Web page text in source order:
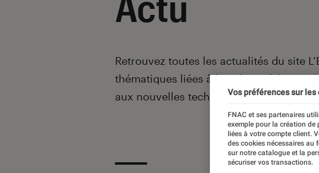
Introduction
Retrouvez toutes les actualités du site
thématiques liées à la culture, à la pop
aux nouvelles technologies.Vos préférences sur les
FNAC et ses partenaires
exemple pour la création
liées à votre compte client.
des cookies nécessaires au
sur notre catalogue et la
sécuriser vos transactions.